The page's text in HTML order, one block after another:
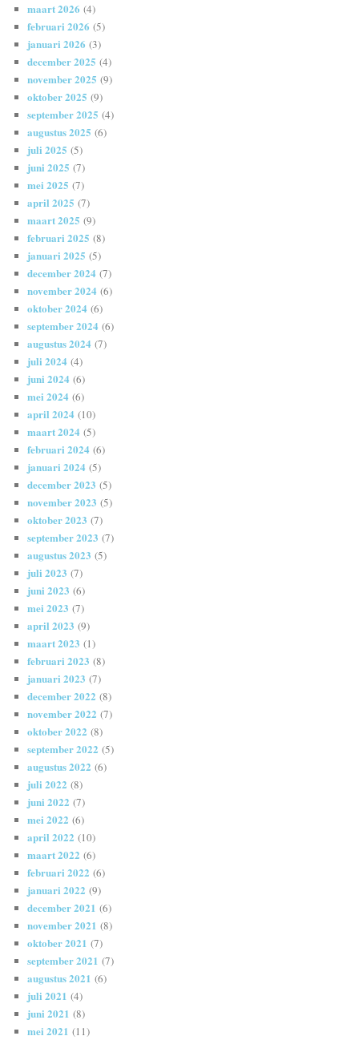
maart 2026 (4)
februari 2026 (5)
januari 2026 (3)
december 2025 (4)
november 2025 (9)
oktober 2025 (9)
september 2025 (4)
augustus 2025 (6)
juli 2025 (5)
juni 2025 (7)
mei 2025 (7)
april 2025 (7)
maart 2025 (9)
februari 2025 (8)
januari 2025 (5)
december 2024 (7)
november 2024 (6)
oktober 2024 (6)
september 2024 (6)
augustus 2024 (7)
juli 2024 (4)
juni 2024 (6)
mei 2024 (6)
april 2024 (10)
maart 2024 (5)
februari 2024 (6)
januari 2024 (5)
december 2023 (5)
november 2023 (5)
oktober 2023 (7)
september 2023 (7)
augustus 2023 (5)
juli 2023 (7)
juni 2023 (6)
mei 2023 (7)
april 2023 (9)
maart 2023 (1)
februari 2023 (8)
januari 2023 (7)
december 2022 (8)
november 2022 (7)
oktober 2022 (8)
september 2022 (5)
augustus 2022 (6)
juli 2022 (8)
juni 2022 (7)
mei 2022 (6)
april 2022 (10)
maart 2022 (6)
februari 2022 (6)
januari 2022 (9)
december 2021 (6)
november 2021 (8)
oktober 2021 (7)
september 2021 (7)
augustus 2021 (6)
juli 2021 (4)
juni 2021 (8)
mei 2021 (11)